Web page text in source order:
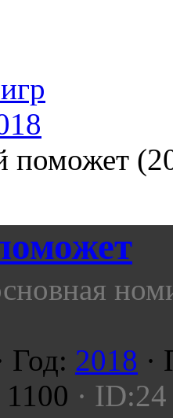
поможет
Год: 2018 ·
· ID:24